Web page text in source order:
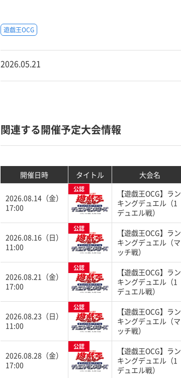
遊戯王OCG
2026.05.21
関連する開催予定大会情報
開催日時 タイトル 大会名
2026.08.14（金）
17:00
公認
【遊戯王OCG】ラン
キングデュエル（1
デュエル戦）
2026.08.16（日）
11:00
公認
【遊戯王OCG】ラン
キングデュエル（マ
ッチ戦）
2026.08.21（金）
17:00
公認
【遊戯王OCG】ラン
キングデュエル（1
デュエル戦）
2026.08.23（日）
11:00
公認
【遊戯王OCG】ラン
キングデュエル（マ
ッチ戦）
2026.08.28（金）
17:00
公認
【遊戯王OCG】ラン
キングデュエル（1
デュエル戦）